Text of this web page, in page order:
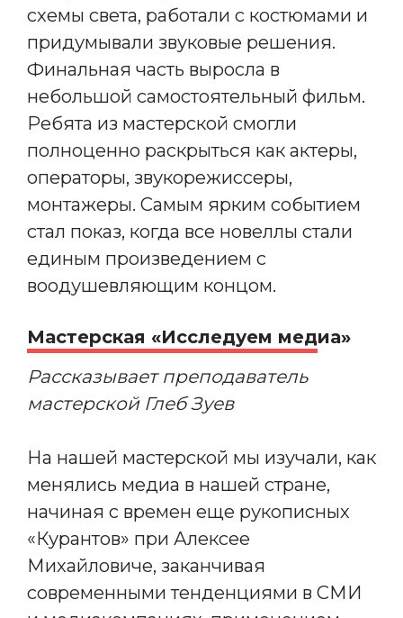
схемы света, работали с костюмами и
придумывали звуковые решения.
Финальная часть выросла в
небольшой самостоятельный фильм.
Ребята из мастерской смогли
полноценно раскрыться как актеры,
операторы, звукорежиссеры,
монтажеры. Самым ярким событием
стал показ, когда все новеллы стали
единым произведением с
воодушевляющим концом.
Мастерская «Исследуем медиа»
Рассказывает преподаватель
мастерской Глеб Зуев
На нашей мастерской мы изучали, как
менялись медиа в нашей стране,
начиная с времен еще рукописных
«Курантов» при Алексее
Михайловиче, заканчивая
современными тенденциями в СМИ